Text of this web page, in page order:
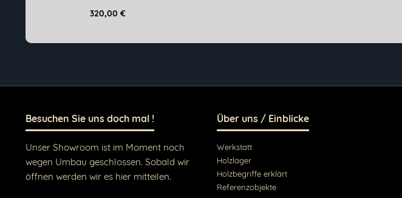
320,00 €
Besuchen Sie uns doch mal !
Unser Showroom ist im Moment noch
wegen Umbau geschlossen. Sobald wir
öffnen werden wir es hier mitteilen.
Über uns / Einblicke
Werkstatt
Holzlager
Holzbegriffe erklärt
Referenzobjekte